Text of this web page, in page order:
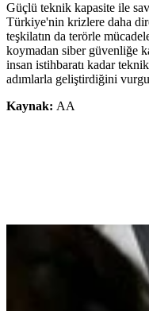
Güçlü teknik kapasite ile
Türkiye'nin krizlere daha
teşkilatın da terörle
koymadan siber güvenliğe
insan istihbaratı kadar
adımlarla geliştirdiğini
Kaynak: AA